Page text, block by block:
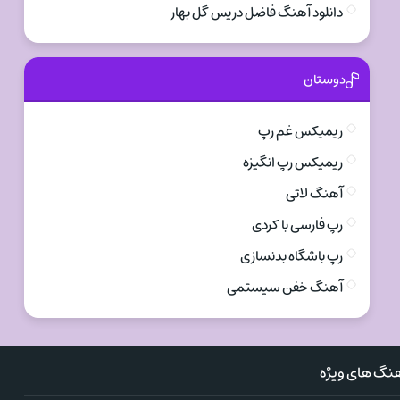
دانلود آهنگ فاضل دریس گل بهار
دوستان
ریمیکس غم رپ
ریمیکس رپ انگیزه
آهنگ لاتی
رپ فارسی با کردی
رپ باشگاه بدنسازی
آهنگ خفن سیستمی
های ویژه